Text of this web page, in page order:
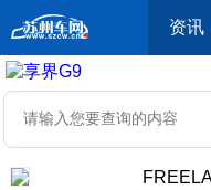
资讯